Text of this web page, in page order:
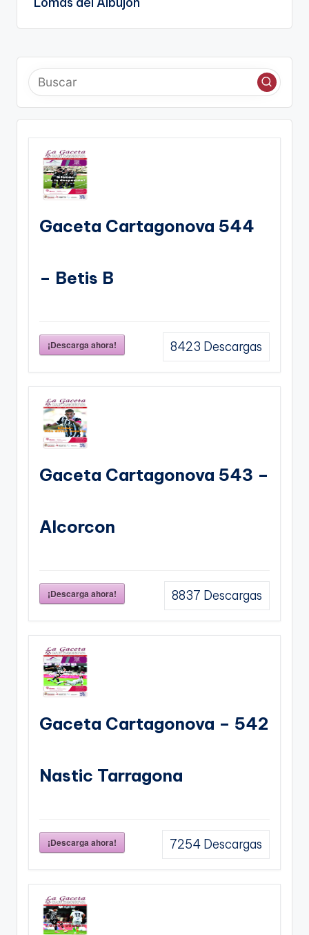
Gaceta Cartagonova 544
– Betis B
¡Descarga ahora! 8423 Descargas
Gaceta Cartagonova 543 –
Alcorcon
¡Descarga ahora! 8837 Descargas
Gaceta Cartagonova – 542
Nastic Tarragona
¡Descarga ahora! 7254 Descargas